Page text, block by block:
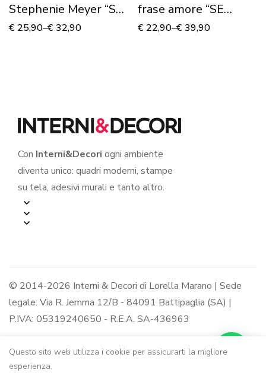
Stephenie Meyer “SE
CI SEI TU NON HO…”
€ 25,90–€32,90
frase amore “SE
INCONTRARSI È
€ 22,90–€39,90
Con Interni&Decori ogni ambiente
diventa unico: quadri moderni, stampe
su tela, adesivi murali e tanto altro.
© 2014-2026 Interni & Decori di Lorella Marano | Sede
legale: Via R. Jemma 12/B - 84091 Battipaglia (SA) |
P.IVA: 05319240650 - R.E.A. SA-436963
Questo sito web utilizza i cookie per assicurarti la migliore
esperienza.